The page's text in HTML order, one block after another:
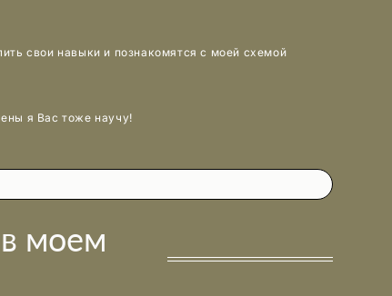
свои навыки и познакомятся с моей схемой
я Вас тоже научу!
моем